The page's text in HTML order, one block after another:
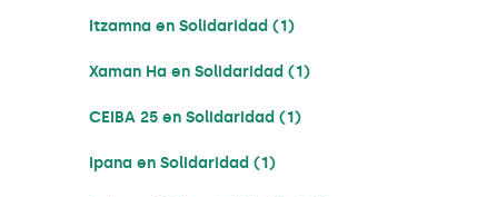
Itzamna en Solidaridad (1)
Xaman Ha en Solidaridad (1)
CEIBA 25 en Solidaridad (1)
Ipana en Solidaridad (1)